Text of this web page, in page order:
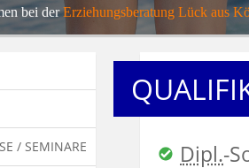
bei derErziehungsberatung Lück aus
über meine Tätigkeit als
/ SEMINARE Dipl.-